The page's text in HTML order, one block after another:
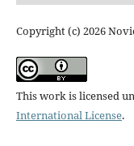
Copyright (c) 2026
This work is licensed
International License.